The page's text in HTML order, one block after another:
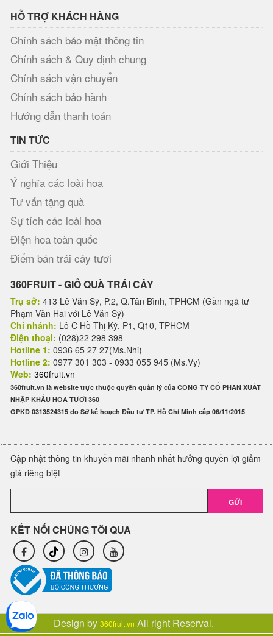
HỖ TRỢ KHÁCH HÀNG
Chính sách bảo mật thông tin
Chính sách & Quy định chung
Chính sách vận chuyển
Chính sách bảo hành
Hướng dẫn thanh toán
TIN TỨC
Giới Thiệu
Ý nghĩa các loài hoa
Tư vấn tặng quà
Sự tích các loài hoa
Điện hoa toàn quốc
Điểm bán trái cây tươi
360FRUIT - GIỎ QUÀ TRÁI CÂY
Trụ sở: 413 Lê Văn Sỹ, P.2, Q.Tân Bình, TPHCM (Gần ngã tư
Phạm Văn Hai với Lê Văn Sỹ)
Chi nhánh: Lô C Hồ Thị Kỷ, P1, Q10, TPHCM
Điện thoại: (028)22 298 398
Hotline 1: 0936 65 27 27(Ms.Nhi)
Hotline 2: 0977 301 303 - 0933 055 945 (Ms.Vy)
Web: 360fruit.vn
360fruit.vn là website trực thuộc quyền quản lý của CÔNG TY CỔ PHẦN XUẤT
NHẬP KHẨU HOA TƯƠI 360
GPKD 0313524315 do Sở kế hoạch Đầu tư TP. Hồ Chí Minh cấp 06/11/2015
Cập nhật thông tin khuyến mãi nhanh nhất hưởng quyền lợi giảm
giá riêng biệt
GỬI
KẾT NỐI CHÚNG TÔI QUA
Design by 360fruit.vn All right Reserval.